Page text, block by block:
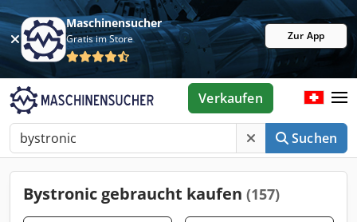
Maschinensucher
Gratis im Store Zur App
Suchen
Verkaufen
Bystronic gebraucht kaufen (157)